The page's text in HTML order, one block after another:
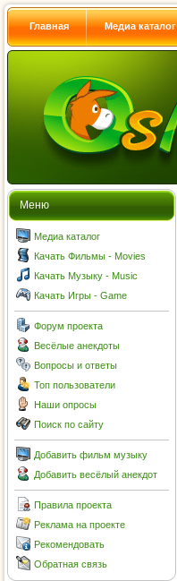
Главная Медиа каталог
Меню
Медиа каталог
Качать Фильмы - Movies
Качать Музыку - Music
Качать Игры - Game
Форум проекта
Весёлые анекдоты
Вопросы и ответы
Топ пользователи
Наши опросы
Поиск по сайту
Добавить фильм музыку
Добавить весёлый анекдот
Правила проекта
Реклама на проекте
Рекомендовать
Обратная связь